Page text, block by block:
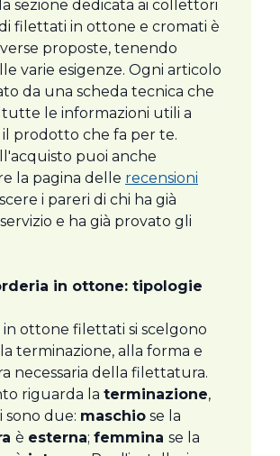
sezione dedicata ai collettori
filettati in ottone e cromati è
proposte, tenendo
varie esigenze. Ogni articolo
da una scheda tecnica che
le informazioni utili a
il prodotto che fa per te.
puoi anche
la pagina delle recensioni
i pareri di chi ha già
e ha già provato gli
in ottone: tipologie
in ottone filettati si scelgono
terminazione, alla forma e
necessaria della filettatura.
riguarda la terminazione,
sono due: maschio se la
è esterna; femmina se la